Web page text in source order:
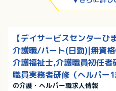
【デイサービスセンター
介護職/パート(日勤)|無資
介護福祉士,介護職員初任
職員実務者研修（ヘルパー
の介護・ヘルパー職求人情報